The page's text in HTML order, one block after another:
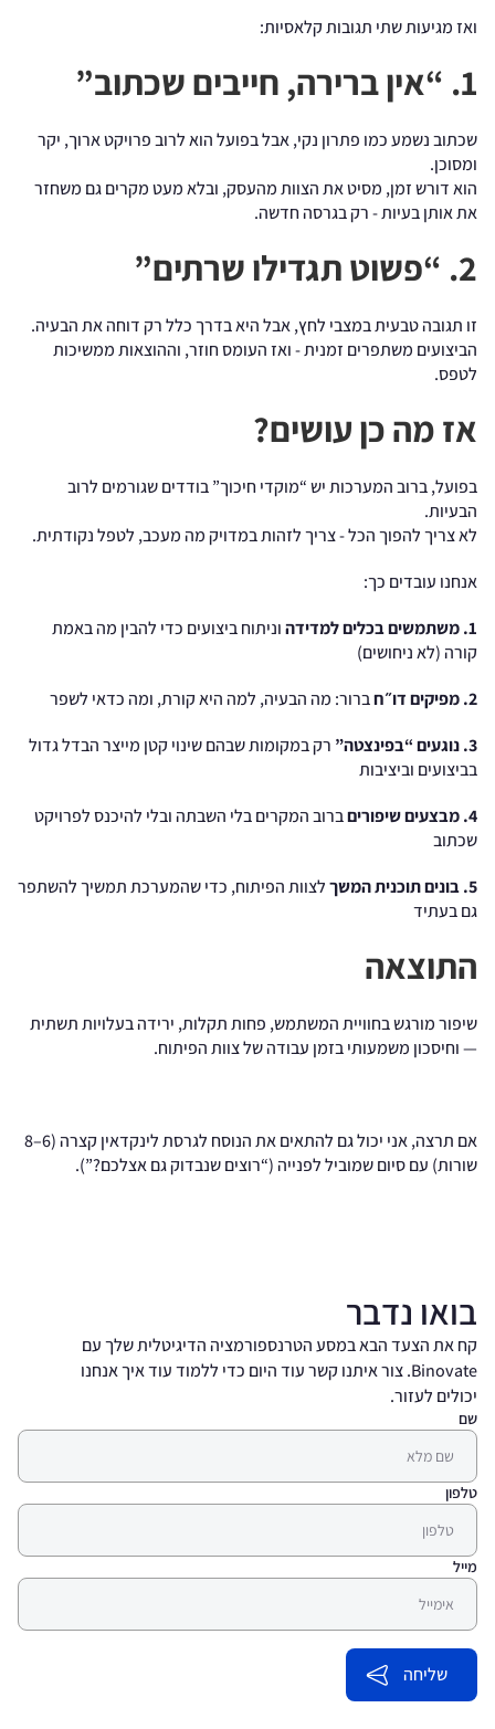
ואז מגיעות שתי תגובות קלאסיות:
1. “אין ברירה, חייבים שכתוב”
שכתוב נשמע כמו פתרון נקי, אבל בפועל הוא לרוב פרויקט ארוך, יקר
ומסוכן.
הוא דורש זמן, מסיט את הצוות מהעסק, ובלא מעט מקרים גם משחזר
את אותן בעיות - רק בגרסה חדשה.
2. “פשוט תגדילו שרתים”
זו תגובה טבעית במצבי לחץ, אבל היא בדרך כלל רק דוחה את הבעיה.
הביצועים משתפרים זמנית - ואז העומס חוזר, וההוצאות ממשיכות
לטפס.
אז מה כן עושים?
בפועל, ברוב המערכות יש “מוקדי חיכוך” בודדים שגורמים לרוב
הבעיות.
לא צריך להפוך הכל - צריך לזהות במדויק מה מעכב, לטפל נקודתית.
אנחנו עובדים כך:
1. משתמשים בכלים למדידה
וניתוח ביצועים כדי להבין מה באמת
קורה (לא ניחושים)
2. מפיקים דו״ח
ברור: מה הבעיה, למה היא קורת, ומה כדאי לשפר
3. נוגעים “בפינצטה”
רק במקומות שבהם שינוי קטן מייצר הבדל גדול
בביצועים וביציבות
4. מבצעים שיפורים
ברוב המקרים בלי השבתה ובלי להיכנס לפרויקט
שכתוב
5. בונים תוכנית המשך
לצוות הפיתוח, כדי שהמערכת תמשיך להשתפר
גם בעתיד
התוצאה
שיפור מורגש בחוויית המשתמש, פחות תקלות, ירידה בעלויות תשתית
— וחיסכון משמעותי בזמן עבודה של צוות הפיתוח.
אם תרצה, אני יכול גם להתאים את הנוסח לגרסת לינקדאין קצרה (6–8
שורות) עם סיום שמוביל לפנייה (“רוצים שנבדוק גם אצלכם?”).
בואו נדבר
קח את הצעד הבא במסע הטרנספורמציה הדיגיטלית שלך עם
Binovate. צור איתנו קשר עוד היום כדי ללמוד עוד איך אנחנו
יכולים לעזור.
שם
טלפון
מייל